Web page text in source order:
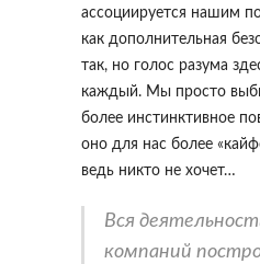
ассоциируется нашим
как дополнительная
так, но голос разума
каждый. Мы просто
более инстинктивное
оно для нас более
ведь никто не хочет…
Вся
компаний